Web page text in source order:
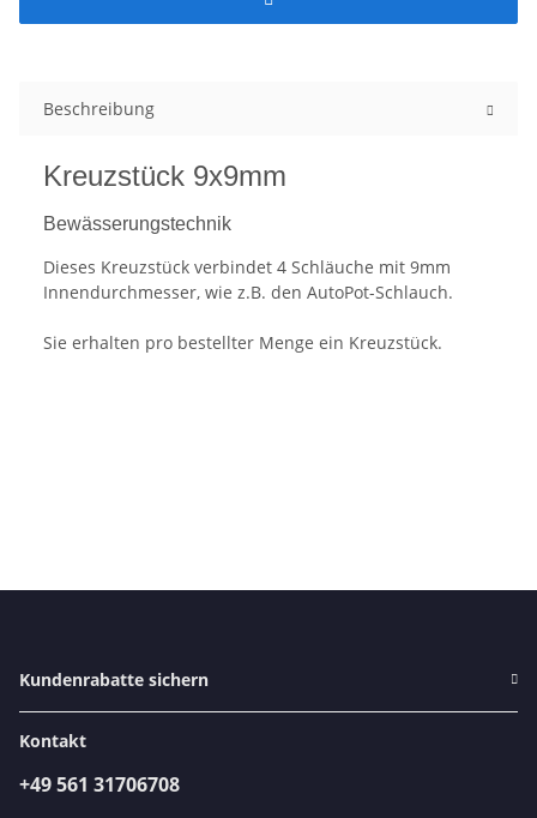
Beschreibung
Kreuzstück 9x9mm
Bewässerungstechnik
Dieses Kreuzstück verbindet 4 Schläuche mit 9mm
Innendurchmesser, wie z.B. den AutoPot-Schlauch.
Sie erhalten pro bestellter Menge ein Kreuzstück.
Kundenrabatte sichern
Kontakt
+49 561 31706708